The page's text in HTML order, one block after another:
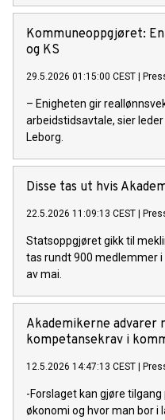
Kommuneoppgjøret:
og KS
29.5.2026 01:15:00 CEST
– Enigheten gir
arbeidstidsavtale, sier
Leborg.
Disse tas ut hvis
22.5.2026 11:09:13 CEST
Statsoppgjøret gikk til
tas rundt 900 medlemmer
av mai.
Akademikerne advarer
kompetansekrav i
12.5.2026 14:47:13 CEST
-Forslaget kan gjøre
økonomi og hvor man bor i